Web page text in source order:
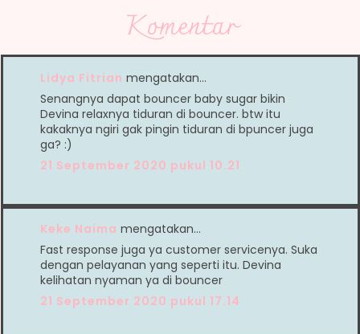
Komentar
Lidya Fitrian mengatakan…
Senangnya dapat bouncer baby sugar bikin
Devina relaxnya tiduran di bouncer. btw itu
kakaknya ngiri gak pingin tiduran di bpuncer juga
ga? :)
21 September 2020 pukul 10.21
Keke Naima mengatakan…
Fast response juga ya customer servicenya. Suka
dengan pelayanan yang seperti itu. Devina
kelihatan nyaman ya di bouncer
21 September 2020 pukul 17.14